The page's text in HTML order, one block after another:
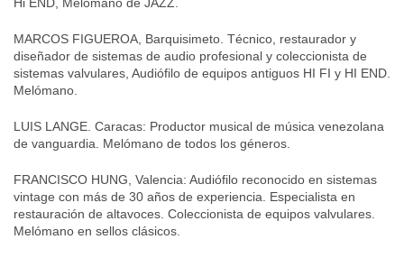
MARCOS FIGUEROA, Barquisimeto. Técnico, restaurador y
diseñador de sistemas de audio profesional y coleccionista de
sistemas valvulares, Audiófilo de equipos antiguos HI FI y HI END.
Melómano.
LUIS LANGE. Caracas: Productor musical de música venezolana
de vanguardia. Melómano de todos los géneros.
FRANCISCO HUNG, Valencia: Audiófilo reconocido en sistemas
vintage con más de 30 años de experiencia. Especialista en
restauración de altavoces. Coleccionista de equipos valvulares.
Melómano en sellos clásicos.